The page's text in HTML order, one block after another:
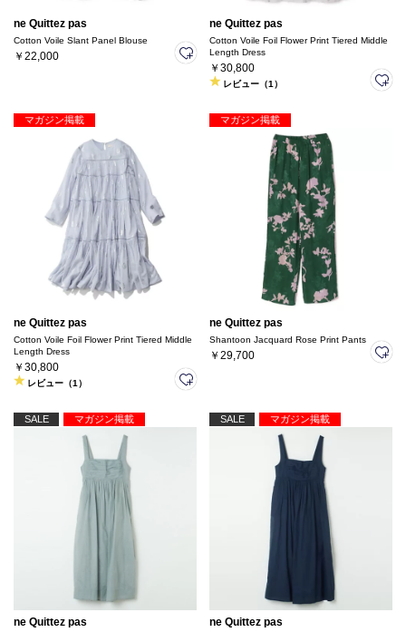
ne Quittez pas
Cotton Voile Slant Panel Blouse
￥22,000
ne Quittez pas
Cotton Voile Foil Flower Print Tiered Middle
Length Dress
￥30,800
レビュー（1）
マガジン掲載
ne Quittez pas
Cotton Voile Foil Flower Print Tiered Middle
Length Dress
￥30,800
レビュー（1）
マガジン掲載
ne Quittez pas
Shantoon Jacquard Rose Print Pants
￥29,700
SALE マガジン掲載
ne Quittez pas
SALE マガジン掲載
ne Quittez pas